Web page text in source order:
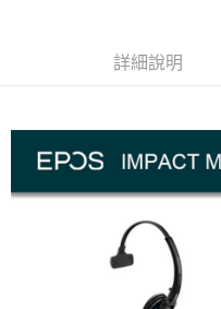
１．簡單：不需註冊會員、不需
２．便利：只要手機號碼，簡訊
【「AFTEE先享後付」結帳流程
１．於結帳方式選擇「AFTEE先
結帳頁面，進行簡訊認證並確認
２．訂單成立數日內，您將收到
ATM／網路銀行／等多元方式進
※ 請注意：結帳手續完成當下不
購買商品的店家。未經商家同意
每筆NT$60，滿NT$399(含以
萊爾富取貨付款
每筆NT$60，滿NT$399(含以
每筆NT$60，滿NT$399(含以
詳細說明